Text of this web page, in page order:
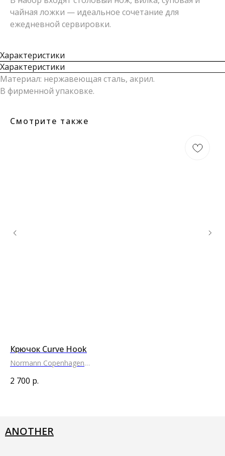
чайная ложки — идеальное сочетание для
ежедневной сервировки.
Характеристики
Характеристики
Материал: нержавеющая сталь, акрил.
В фирменной упаковке.
Смотрите также
Крючок Curve Hook
Normann Copenhagen
2 700 р.
ANOTHER